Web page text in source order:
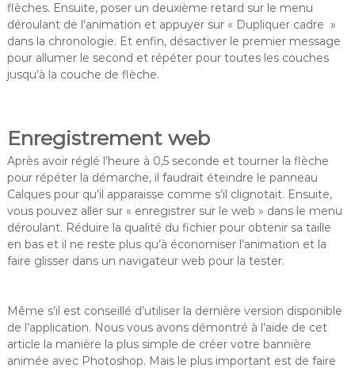
flèches. Ensuite, poser un deuxième retard sur le menu
déroulant de l’animation et appuyer sur « Dupliquer cadre »
dans la chronologie. Et enfin, désactiver le premier message
pour allumer le second et répéter pour toutes les couches
jusqu’à la couche de flèche.
Enregistrement web
Après avoir réglé l’heure à 0,5 seconde et tourner la flèche
pour répéter la démarche, il faudrait éteindre le panneau
Calques pour qu’il apparaisse comme s’il clignotait. Ensuite,
vous pouvez aller sur « enregistrer sur le web » dans le menu
déroulant. Réduire la qualité du fichier pour obtenir sa taille
en bas et il ne reste plus qu’à économiser l’animation et la
faire glisser dans un navigateur web pour la tester.
Même s’il est conseillé d’utiliser la dernière version disponible
de l’application. Nous vous avons démontré à l’aide de cet
article la manière la plus simple de créer votre bannière
animée avec Photoshop. Mais le plus important est de faire